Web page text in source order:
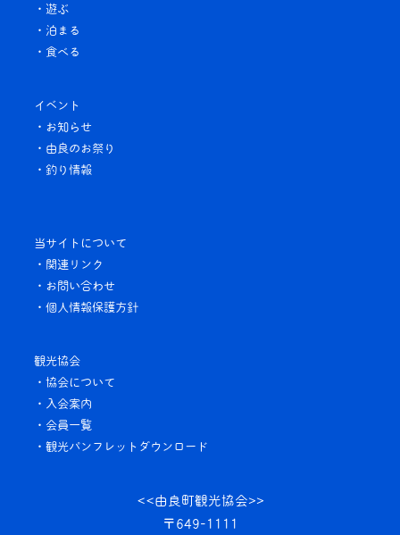
・遊ぶ
・泊まる
・食べる
イベント
・お知らせ
・由良のお祭り
・釣り情報
当サイトについて
・関連リンク
・お問い合わせ
・個人情報保護方針
観光協会
・協会について
・入会案内
・会員一覧
・観光パンフレット ダウンロード
<<由良町観光協会>>
〒649-1111